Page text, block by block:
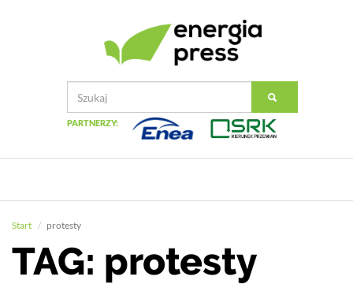
PARTNERZY:
Start protesty
TAG: protesty